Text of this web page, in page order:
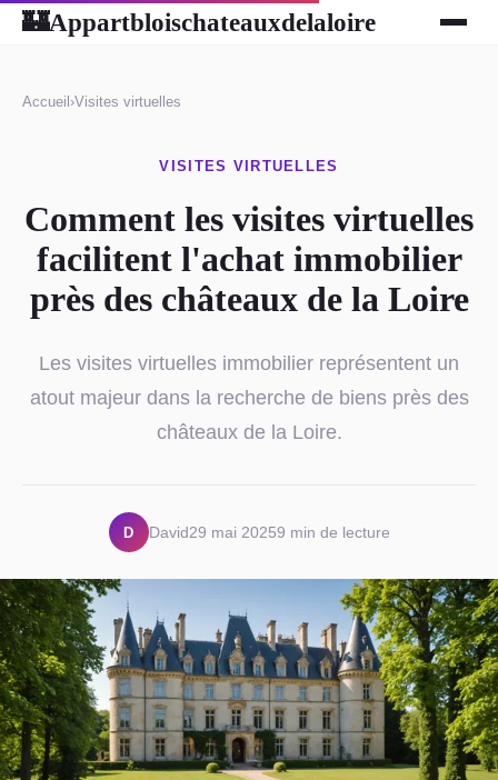
🏰Appartbloischateauxdelaloire
Accueil ›Visites virtuelles
VISITES VIRTUELLES
Comment les visites virtuelles
facilitent l'achat immobilier
près des châteaux de la Loire
Les visites virtuelles immobilier représentent un
atout majeur dans la recherche de biens près des
châteaux de la Loire.
D David29 mai 20259 min de lecture